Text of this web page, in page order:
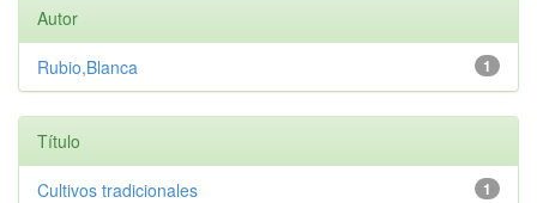
Autor
1
Rubio,Blanca
Título
1
Cultivos tradicionales